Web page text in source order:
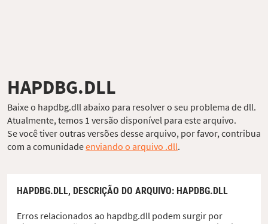
HAPDBG.DLL
Baixe o hapdbg.dll abaixo para resolver o seu problema de dll.
Atualmente, temos 1 versão disponível para este arquivo.
Se você tiver outras versões desse arquivo, por favor, contribua
com a comunidadeenviando o arquivo .dll.
HAPDBG.DLL, DESCRIÇÃO DO ARQUIVO: HAPDBG.DLL
Erros relacionados ao hapdbg.dll podem surgir por